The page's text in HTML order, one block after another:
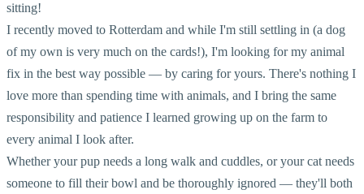
sitting!
I recently moved to Rotterdam and while I'm still settling in (a dog
of my own is very much on the cards!), I'm looking for my animal
fix in the best way possible — by caring for yours. There's nothing I
love more than spending time with animals, and I bring the same
responsibility and patience I learned growing up on the farm to
every animal I look after.
Whether your pup needs a long walk and cuddles, or your cat needs
someone to fill their bowl and be thoroughly ignored — they'll both